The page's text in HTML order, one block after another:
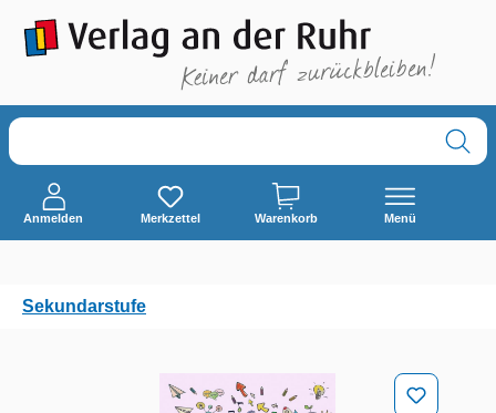
springen
Anmelden Merkzettel Warenkorb Menü
Sekundarstufe
Bildergalerie überspringen